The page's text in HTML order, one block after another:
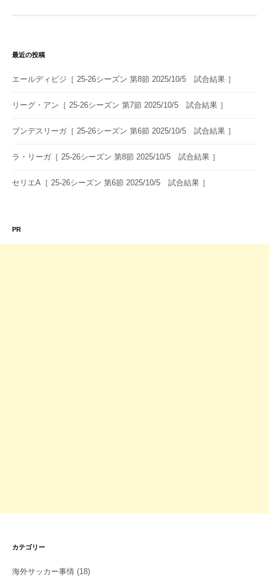
ョ
ン
最近の投稿
エールディビジ［ 25-26シーズン 第8節 2025/10/5 試合結果 ］
リーグ・アン［ 25-26シーズン 第7節 2025/10/5 試合結果 ］
ブンデスリーガ［ 25-26シーズン 第6節 2025/10/5 試合結果 ］
ラ・リーガ［ 25-26シーズン 第8節 2025/10/5 試合結果 ］
セリエA［ 25-26シーズン 第6節 2025/10/5 試合結果 ］
PR
カテゴリー
海外サッカー事情 (18)